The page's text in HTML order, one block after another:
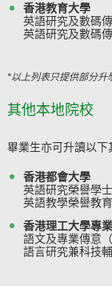
香港教育大學
英語研究及數碼
英語研究及數碼
*以上列表只提供部分升
其他本地院校
畢業生亦可升讀以下
香港都會大學
英語研究榮譽學士
英語教學榮譽教
香港理工大學專
語文及專業傳意
語言研究兼科技